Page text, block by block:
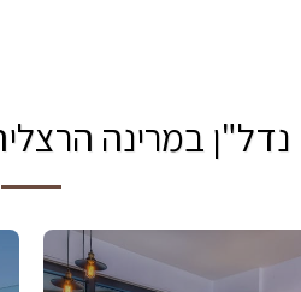
נדל"ן במרינה